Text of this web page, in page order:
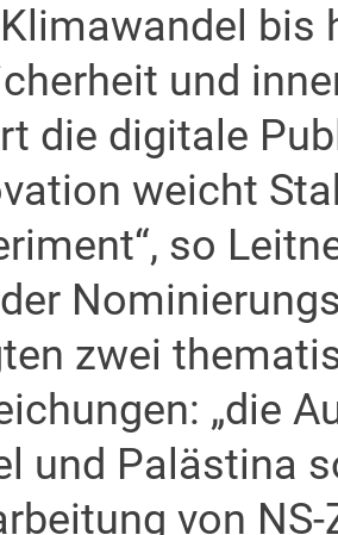
und
die digitale
weicht
so
zwei
„die
und Palästina
von NS-